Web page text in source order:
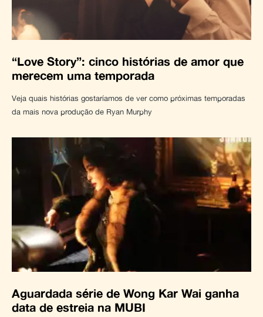
“Love Story”: cinco histórias de amor que
merecem uma temporada
Veja quais histórias gostaríamos de ver como próximas temporadas
da mais nova produção de Ryan Murphy
Aguardada série de Wong Kar Wai ganha
data de estreia na MUBI